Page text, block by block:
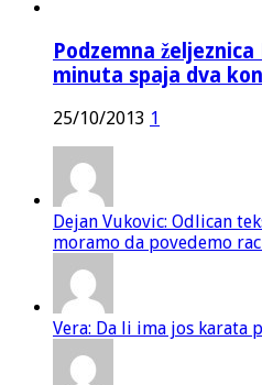
Podzemna
minuta spaja dva
25/10/2013 1
Dejan Vukovic: Odlican
moramo da povedemo
Vera: Da li ima jos karata